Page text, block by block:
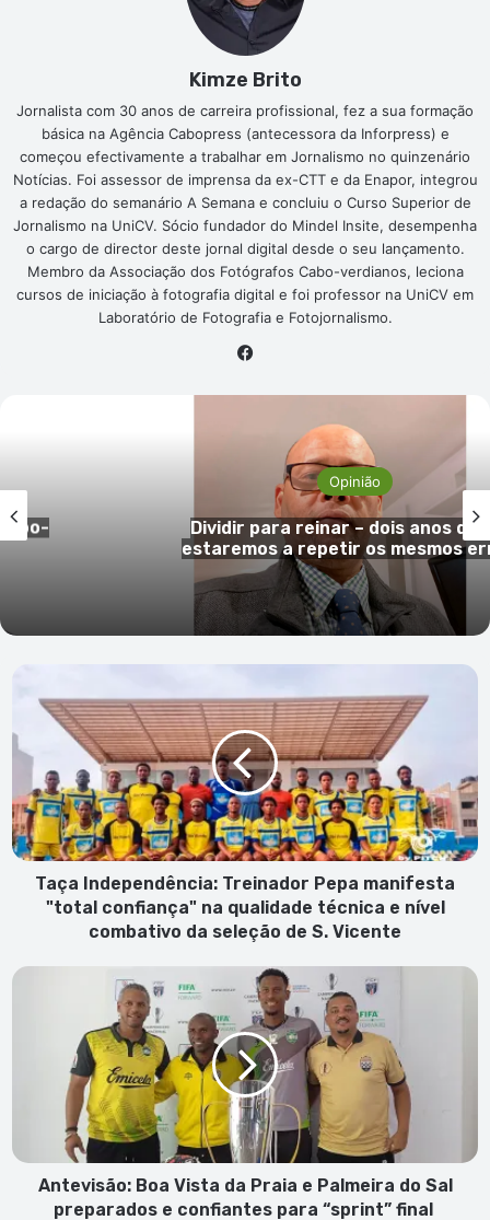
Kimze Brito
Jornalista com 30 anos de carreira profissional, fez a sua formação
básica na Agência Cabopress (antecessora da Inforpress) e
começou efectivamente a trabalhar em Jornalismo no quinzenário
Notícias. Foi assessor de imprensa da ex-CTT e da Enapor, integrou
a redação do semanário A Semana e concluiu o Curso Superior de
Jornalismo na UniCV. Sócio fundador do Mindel Insite, desempenha
o cargo de director deste jornal digital desde o seu lançamento.
Membro da Associação dos Fotógrafos Cabo-verdianos, leciona
cursos de iniciação à fotografia digital e foi professor na UniCV em
Laboratório de Fotografia e Fotojornalismo.
Opinião
O Governo autista de Bissau e
insolência dos usurpadores
Independência:
Treinador
manifesta
"total
confiança"
na
qualidade
técnica
da
Taça Independência: Treinador Pepa manifesta
"total confiança" na qualidade técnica e nível
combativo da seleção de S. Vicente
Antevisão:
Sal
preparados
Antevisão: Boa Vista da Praia e Palmeira do Sal
preparados e confiantes para “sprint” final